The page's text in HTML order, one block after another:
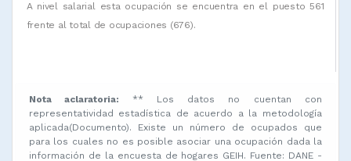
A nivel salarial esta ocupación se encuentra en el puesto 561
frente al total de ocupaciones (676).
Nota aclaratoria:
** Los datos no cuentan con
representatividad estadística de acuerdo a la metodología
aplicada(Documento). Existe un número de ocupados que
para los cuales no es posible asociar una ocupación dada la
información de la encuesta de hogares GEIH. Fuente: DANE -